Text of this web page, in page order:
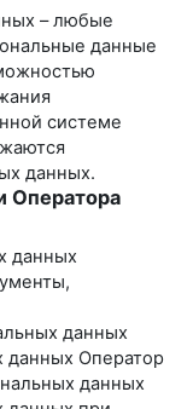
– любые
данные
системе
данных.
Оператора
данных
данных
данных Оператор
данных